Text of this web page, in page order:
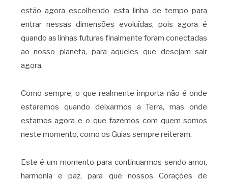
estão agora escolhendo esta linha de tempo para
entrar nessas dimensões evoluídas, pois agora é
quando as linhas futuras finalmente foram conectadas
ao nosso planeta, para aqueles que desejam sair
agora.
Como sempre, o que realmente importa não é onde
estaremos quando deixarmos a Terra, mas onde
estamos agora e o que fazemos com quem somos
neste momento, como os Guias sempre reiteram.
Este é um momento para continuarmos sendo amor,
harmonia e paz, para que nossos Corações de